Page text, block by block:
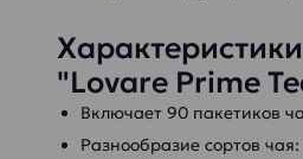
"Lovare Prime
Включает 90 пакетиков
Разнообразие сортов